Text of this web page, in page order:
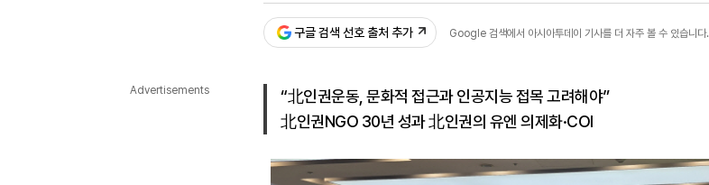
Tiếng Việt 구글 검색 선호 출처 추가 Google 검색에서 아시아투데이 기사를 더 자주 볼 수 있습니다.
Advertisements
“北인권운동, 문화적 접근과 인공지능 접목 고려해야”
北인권NGO 30년 성과 北인권의 유엔 의제화·COI